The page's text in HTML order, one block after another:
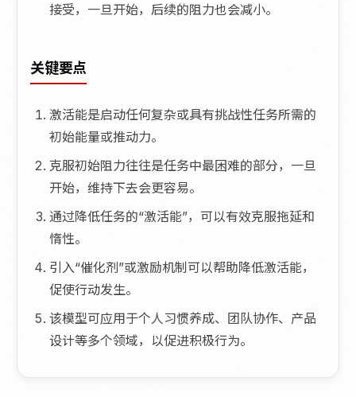
接受，一旦开始，后续的阻力也会减小。
关键要点
激活能是启动任何复杂或具有挑战性任务所需的
初始能量或推动力。
克服初始阻力往往是任务中最困难的部分，一旦
开始，维持下去会更容易。
通过降低任务的“激活能”，可以有效克服拖延和
惰性。
引入“催化剂”或激励机制可以帮助降低激活能，
促使行动发生。
该模型可应用于个人习惯养成、团队协作、产品
设计等多个领域，以促进积极行为。